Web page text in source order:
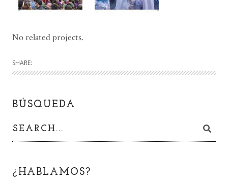
No related projects.
SHARE:
BÚSQUEDA
¿HABLAMOS?